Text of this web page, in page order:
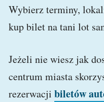
Wybierz terminy,
kup bilet na tani lot
Jeżeli nie wiesz jak
centrum miasta
rezerwacji biletów